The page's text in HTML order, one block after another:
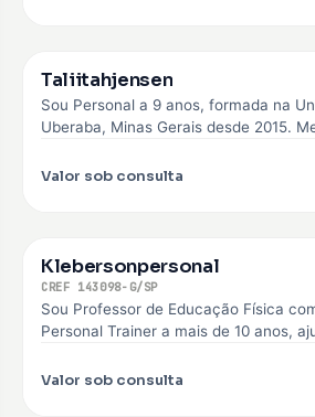
Taliitahjensen
Sou Personal a 9 anos, formada na
Uberaba, Minas Gerais desde 2015.
Valor sob consulta
Klebersonpersonal
CREF 143098-G/SP
Sou Professor de Educação Física
Personal Trainer a mais de 10 anos,
Valor sob consulta